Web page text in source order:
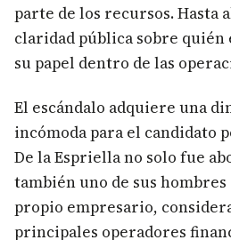
parte de los recursos. Hasta
claridad pública sobre quién
su papel dentro de las
El escándalo adquiere una
incómoda para el candidato
De la Espriella no solo fue
también uno de sus hombres
propio empresario,
principales operadores